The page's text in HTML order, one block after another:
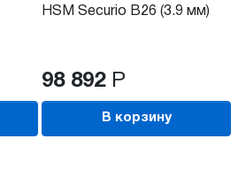
HSM Securio B26 (3.9 мм)
98 892 Р
В корзину